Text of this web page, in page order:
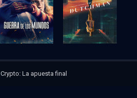
Crypto: La apuesta final